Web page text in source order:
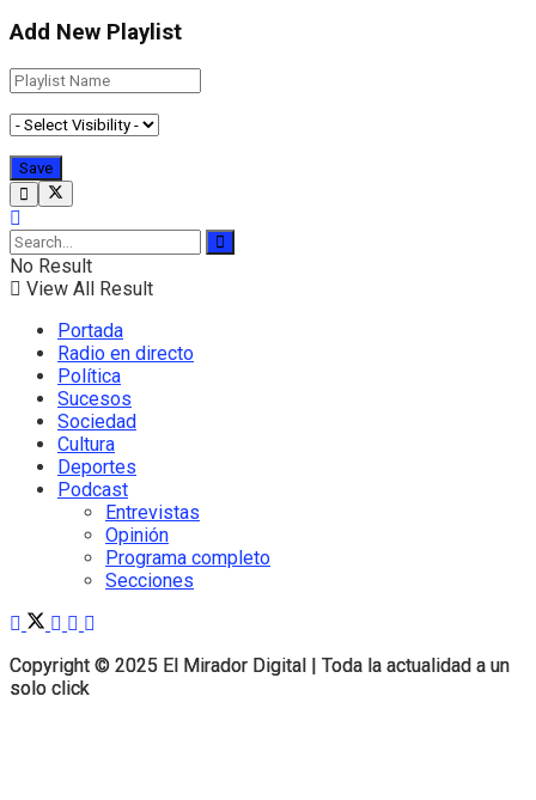
Copyright © 2025 El Mirador Digital | Toda la actualidad a un
solo click
Add New Playlist
No Result
View All Result
Portada
Radio en directo
Política
Sucesos
Sociedad
Cultura
Deportes
Podcast
Entrevistas
Opinión
Programa completo
Secciones
Copyright © 2025 El Mirador Digital | Toda la actualidad a un
solo click